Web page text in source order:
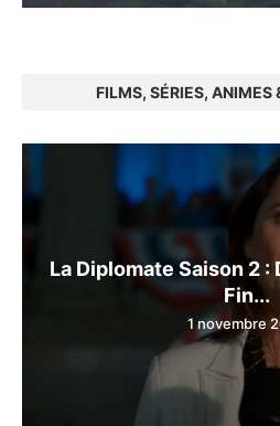
FILMS, SÉRIES, ANIMES
La Diplomate Saison 2 :
Fin...
1 novembre